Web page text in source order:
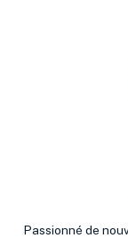
Passionné de